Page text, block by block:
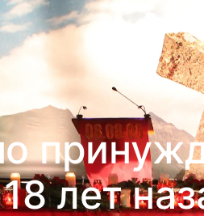
лет